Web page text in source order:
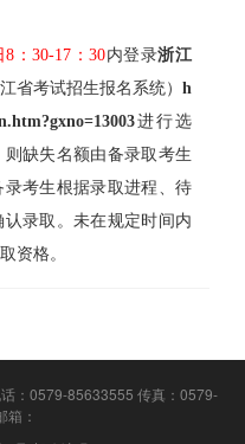
8：30-17：30内登录浙江
江省考试招生报名系统） h
进行选
缺失名额由备录取考生
考生根据录取进程、待
录取。未在规定时间内
资格。
：0579-85633555 传真：0579-
：